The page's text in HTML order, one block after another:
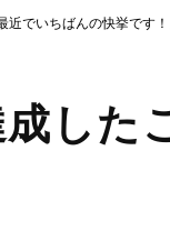
でいちばんの快挙です！
した